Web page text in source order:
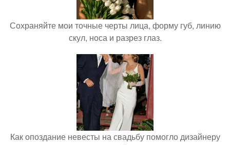
Сохраняйте мои точные черты лица, форму губ, линию
скул, носа и разрез глаз.
Как опоздание невесты на свадьбу помогло дизайнеру